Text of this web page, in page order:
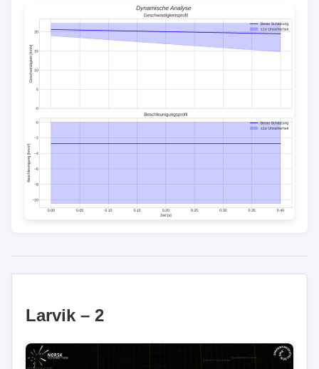
Larvik – 2